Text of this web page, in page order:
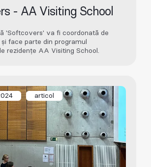
- AA Visiting School
'Softcovers' va fi coordonată de
face parte din programul
rezidențe AA Visiting School.
articol